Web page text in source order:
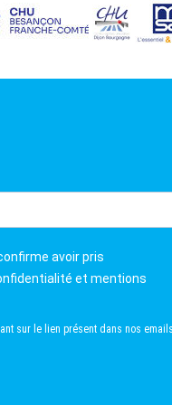
avoir pris
et mentions
sur le lien présent dans nos